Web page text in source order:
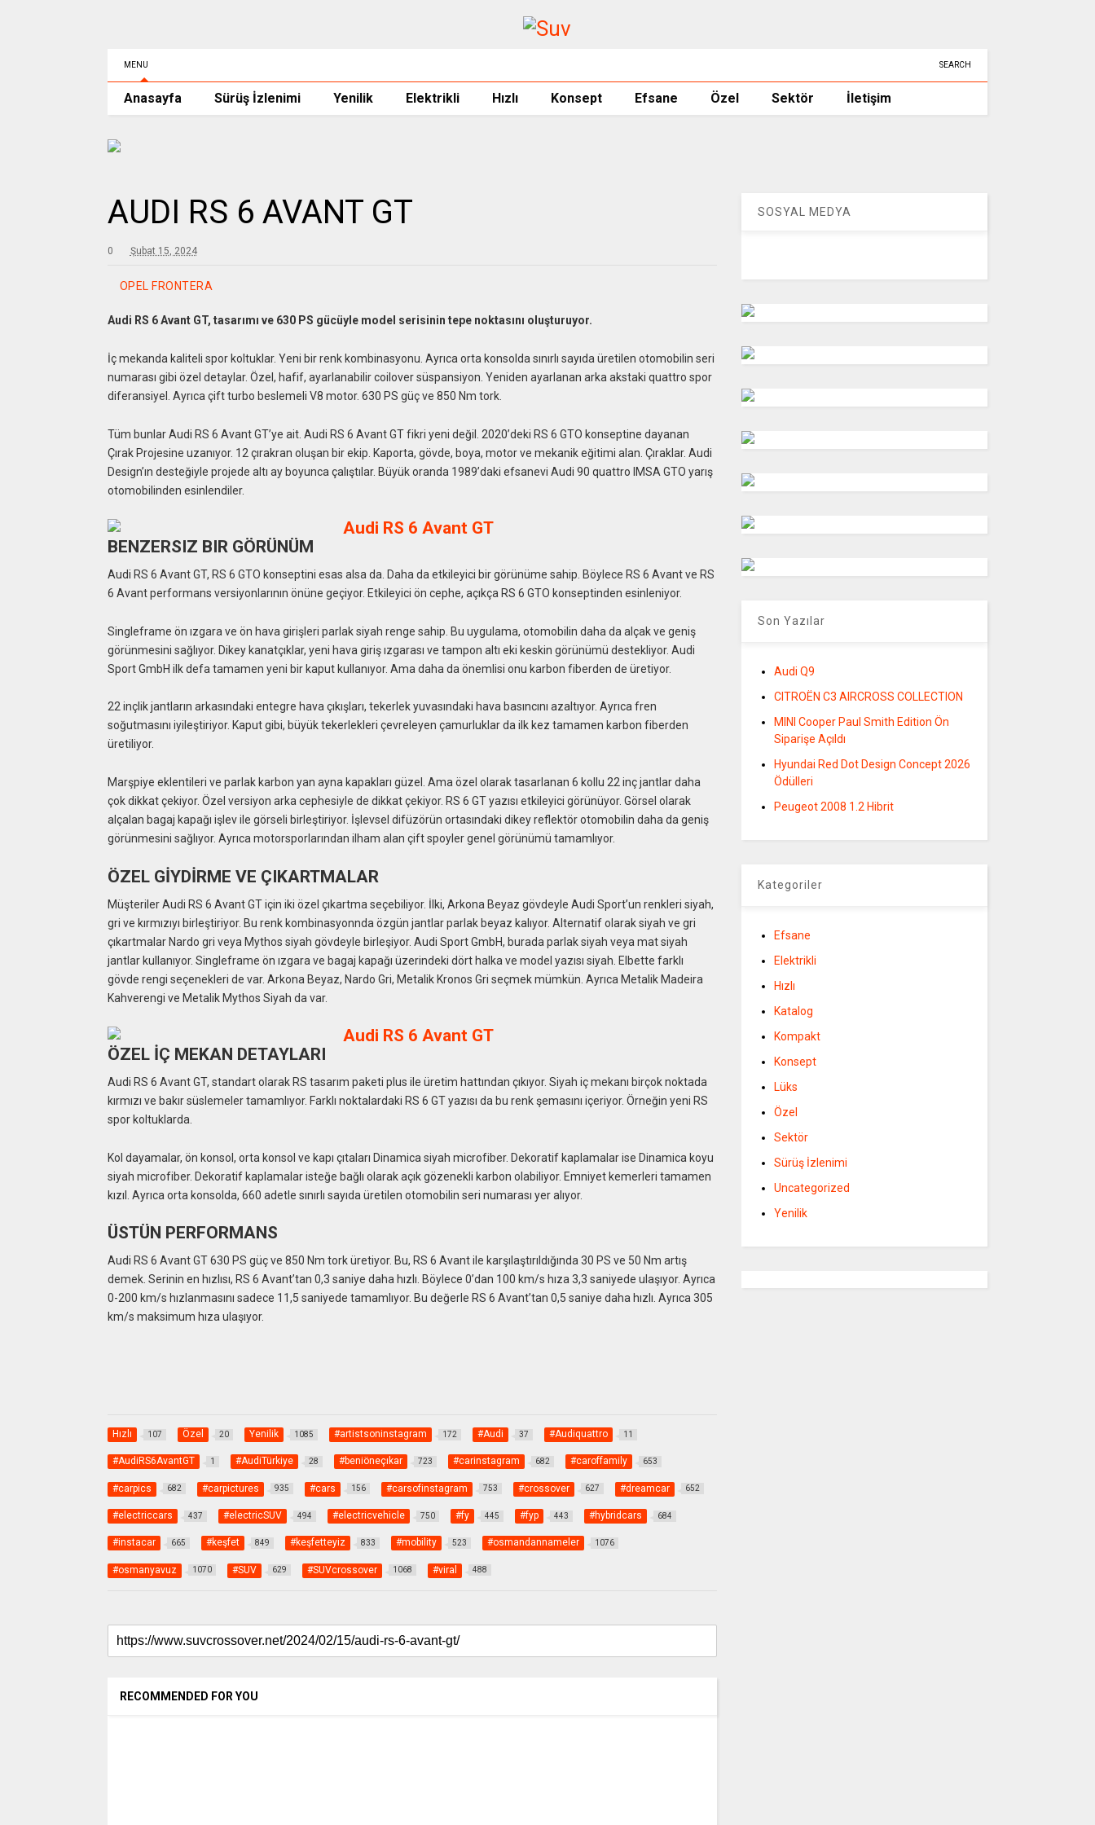
MENU SEARCH
Anasayfa Sürüş İzlenimi Yenilik Elektrikli Hızlı Konsept Efsane Özel Sektör İletişim
AUDI RS 6 AVANT GT
0 Şubat 15, 2024
OPEL FRONTERA
Audi RS 6 Avant GT, tasarımı ve 630 PS gücüyle model serisinin tepe noktasını oluşturuyor.
İç mekanda kaliteli spor koltuklar. Yeni bir renk kombinasyonu. Ayrıca orta konsolda sınırlı sayıda üretilen otomobilin seri
numarası gibi özel detaylar. Özel, hafif, ayarlanabilir coilover süspansiyon. Yeniden ayarlanan arka akstaki quattro spor
diferansiyel. Ayrıca çift turbo beslemeli V8 motor. 630 PS güç ve 850 Nm tork.
Tüm bunlar Audi RS 6 Avant GT’ye ait. Audi RS 6 Avant GT fikri yeni değil. 2020’deki RS 6 GTO konseptine dayanan
Çırak Projesine uzanıyor. 12 çırakran oluşan bir ekip. Kaporta, gövde, boya, motor ve mekanik eğitimi alan. Çıraklar. Audi
Design’ın desteğiyle projede altı ay boyunca çalıştılar. Büyük oranda 1989’daki efsanevi Audi 90 quattro IMSA GTO yarış
otomobilinden esinlendiler.
BENZERSIZ BIR GÖRÜNÜM
Audi RS 6 Avant GT, RS 6 GTO konseptini esas alsa da. Daha da etkileyici bir görünüme sahip. Böylece RS 6 Avant ve RS
6 Avant performans versiyonlarının önüne geçiyor. Etkileyici ön cephe, açıkça RS 6 GTO konseptinden esinleniyor.
Singleframe ön ızgara ve ön hava girişleri parlak siyah renge sahip. Bu uygulama, otomobilin daha da alçak ve geniş
görünmesini sağlıyor. Dikey kanatçıklar, yeni hava giriş ızgarası ve tampon altı eki keskin görünümü destekliyor. Audi
Sport GmbH ilk defa tamamen yeni bir kaput kullanıyor. Ama daha da önemlisi onu karbon fiberden de üretiyor.
22 inçlik jantların arkasındaki entegre hava çıkışları, tekerlek yuvasındaki hava basıncını azaltıyor. Ayrıca fren
soğutmasını iyileştiriyor. Kaput gibi, büyük tekerlekleri çevreleyen çamurluklar da ilk kez tamamen karbon fiberden
üretiliyor.
Marşpiye eklentileri ve parlak karbon yan ayna kapakları güzel. Ama özel olarak tasarlanan 6 kollu 22 inç jantlar daha
çok dikkat çekiyor. Özel versiyon arka cephesiyle de dikkat çekiyor. RS 6 GT yazısı etkileyici görünüyor. Görsel olarak
alçalan bagaj kapağı işlev ile görseli birleştiriyor. İşlevsel difüzörün ortasındaki dikey reflektör otomobilin daha da geniş
görünmesini sağlıyor. Ayrıca motorsporlarından ilham alan çift spoyler genel görünümü tamamlıyor.
ÖZEL GİYDİRME VE ÇIKARTMALAR
Müşteriler Audi RS 6 Avant GT için iki özel çıkartma seçebiliyor. İlki, Arkona Beyaz gövdeyle Audi Sport’un renkleri siyah,
gri ve kırmızıyı birleştiriyor. Bu renk kombinasyonnda özgün jantlar parlak beyaz kalıyor. Alternatif olarak siyah ve gri
çıkartmalar Nardo gri veya Mythos siyah gövdeyle birleşiyor. Audi Sport GmbH, burada parlak siyah veya mat siyah
jantlar kullanıyor. Singleframe ön ızgara ve bagaj kapağı üzerindeki dört halka ve model yazısı siyah. Elbette farklı
gövde rengi seçenekleri de var. Arkona Beyaz, Nardo Gri, Metalik Kronos Gri seçmek mümkün. Ayrıca Metalik Madeira
Kahverengi ve Metalik Mythos Siyah da var.
ÖZEL İÇ MEKAN DETAYLARI
Audi RS 6 Avant GT, standart olarak RS tasarım paketi plus ile üretim hattından çıkıyor. Siyah iç mekanı birçok noktada
kırmızı ve bakır süslemeler tamamlıyor. Farklı noktalardaki RS 6 GT yazısı da bu renk şemasını içeriyor. Örneğin yeni RS
spor koltuklarda.
Kol dayamalar, ön konsol, orta konsol ve kapı çıtaları Dinamica siyah microfiber. Dekoratif kaplamalar ise Dinamica koyu
siyah microfiber. Dekoratif kaplamalar isteğe bağlı olarak açık gözenekli karbon olabiliyor. Emniyet kemerleri tamamen
kızıl. Ayrıca orta konsolda, 660 adetle sınırlı sayıda üretilen otomobilin seri numarası yer alıyor.
ÜSTÜN PERFORMANS
Audi RS 6 Avant GT 630 PS güç ve 850 Nm tork üretiyor. Bu, RS 6 Avant ile karşılaştırıldığında 30 PS ve 50 Nm artış
demek. Serinin en hızlısı, RS 6 Avant’tan 0,3 saniye daha hızlı. Böylece 0’dan 100 km/s hıza 3,3 saniyede ulaşıyor. Ayrıca
0-200 km/s hızlanmasını sadece 11,5 saniyede tamamlıyor. Bu değerle RS 6 Avant’tan 0,5 saniye daha hızlı. Ayrıca 305
km/s maksimum hıza ulaşıyor.
Hızlı 107 Özel 20 Yenilik 1085 #artistsoninstagram 172 #Audi 37 #Audiquattro 11
#AudiRS6AvantGT 1 #AudiTürkiye 28 #beniöneçıkar 723 #carinstagram 682 #caroffamily 653
#carpics 682 #carpictures 935 #cars 156 #carsofinstagram 753 #crossover 627 #dreamcar 652
#electriccars 437 #electricSUV 494 #electricvehicle 750 #fy 445 #fyp 443 #hybridcars 684
#instacar 665 #keşfet 849 #keşfetteyiz 833 #mobility 523 #osmandannameler 1076
#osmanyavuz 1070 #SUV 629 #SUVcrossover 1068 #viral 488
RECOMMENDED FOR YOU
SOSYAL MEDYA
Son Yazılar
Audi Q9
CITROËN C3 AIRCROSS COLLECTION
MINI Cooper Paul Smith Edition Ön
Siparişe Açıldı
Hyundai Red Dot Design Concept 2026
Ödülleri
Peugeot 2008 1.2 Hibrit
Kategoriler
Efsane
Elektrikli
Hızlı
Katalog
Kompakt
Konsept
Lüks
Özel
Sektör
Sürüş İzlenimi
Uncategorized
Yenilik